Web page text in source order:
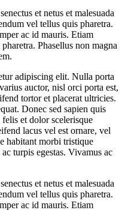
et netus et malesuada
vel tellus quis pharetra.
ac id mauris. Etiam
Phasellus non magna
adipiscing elit. Nulla porta
auctor, nisl orci porta est,
tortor et placerat ultricies.
Donec sed sapien quis
et dolor scelerisque
lacus vel est ornare, vel
habitant morbi tristique
turpis egestas. Vivamus ac
et netus et malesuada
vel tellus quis pharetra.
ac id mauris. Etiam